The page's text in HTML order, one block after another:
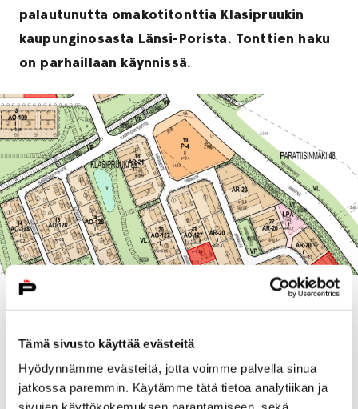
Tämä sivusto käyttää evästeitä
Hyödynnämme evästeitä, jotta voimme palvella sinua
jatkossa paremmin. Käytämme tätä tietoa analytiikan ja
palautunutta omakotitonttia Klasipruukin
kaupunginosasta Länsi-Porista. Tonttien haku
on parhaillaan käynnissä.
noudattaen. Nyt haussa olevat tontit ovat tällä
hetkellä ainoat vapaat tontit Klasipruukin alueella,
kertoo tonttipäällikköElisa Laine Porin kaupungilta.